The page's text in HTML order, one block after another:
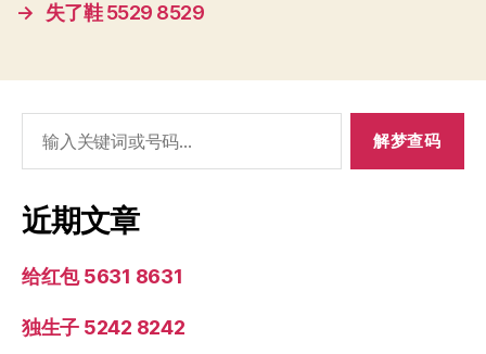
→
失了鞋 5529 8529
索：
近期文章
给红包 5631 8631
独生子 5242 8242